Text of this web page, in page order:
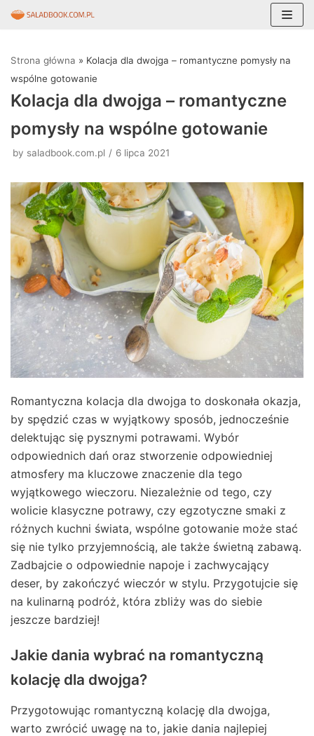
do
treści
Strona główna » Kolacja dla dwojga – romantyczne pomysły na
wspólne gotowanie
Kolacja dla dwojga – romantyczne
pomysły na wspólne gotowanie
by saladbook.com.pl 6 lipca 2021
Romantyczna kolacja dla dwojga to doskonała okazja,
by spędzić czas w wyjątkowy sposób, jednocześnie
delektując się pysznymi potrawami. Wybór
odpowiednich dań oraz stworzenie odpowiedniej
atmosfery ma kluczowe znaczenie dla tego
wyjątkowego wieczoru. Niezależnie od tego, czy
wolicie klasyczne potrawy, czy egzotyczne smaki z
różnych kuchni świata, wspólne gotowanie może stać
się nie tylko przyjemnością, ale także świetną zabawą.
Zadbajcie o odpowiednie napoje i zachwycający
deser, by zakończyć wieczór w stylu. Przygotujcie się
na kulinarną podróż, która zbliży was do siebie
jeszcze bardziej!
Jakie dania wybrać na romantyczną
kolację dla dwojga?
Przygotowując romantyczną kolację dla dwojga,
warto zwrócić uwagę na to, jakie dania najlepiej